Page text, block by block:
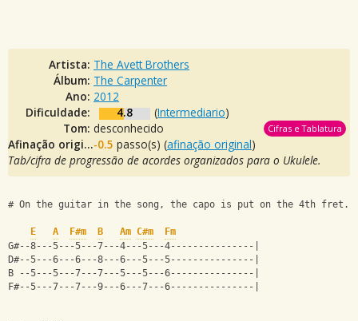
Artista: The Avett Brothers
Álbum: The Carpenter
Ano: 2012
Dificuldade:
4.8 (Intermediario)
Tom: desconhecido Cifras e Tablatura
Afinação original:-0.5 passo(s) (afinação original)
Tab/cifra de progressão de acordes organizados para o Ukulele.
# On the guitar in the song, the capo is put on the 4th
E A F#m B Am C#m
Fm
G#--8---5---5---7---4---5---4---------------|
D#--5---6---6---8---6---5---5---------------|
B --5---5---7---7---5---5---6---------------|
F#--5---7---7---9---6---7---6---------------|